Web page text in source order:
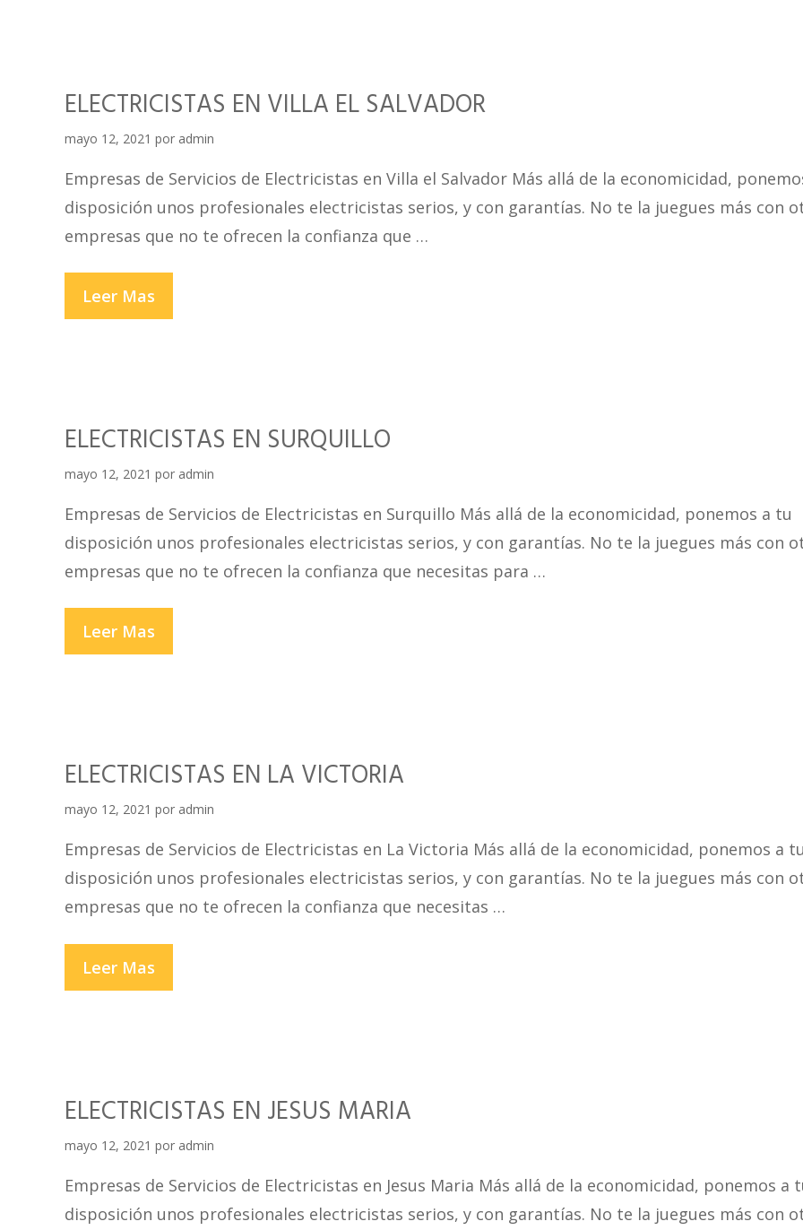
ELECTRICISTAS EN VILLA EL SALVADOR
mayo 12, 2021 por admin
Empresas de Servicios de Electricistas en Villa el Salvador Más allá de la economicidad,
disposición unos profesionales electricistas serios, y con garantías. No te la juegues más con
empresas que no te ofrecen la confianza que …
Leer Mas
EN
ELECTRICISTAS EN SURQUILLO
mayo 12, 2021 por admin
Empresas de Servicios de Electricistas en Surquillo Más allá de la economicidad, ponemos a tu
disposición unos profesionales electricistas serios, y con garantías. No te la juegues más con
empresas que no te ofrecen la confianza que necesitas para …
Leer Mas
EN
ELECTRICISTAS EN LA VICTORIA
mayo 12, 2021 por admin
Empresas de Servicios de Electricistas en La Victoria Más allá de la economicidad, ponemos a tu
disposición unos profesionales electricistas serios, y con garantías. No te la juegues más con
empresas que no te ofrecen la confianza que necesitas …
Leer Mas
EN
ELECTRICISTAS EN JESUS MARIA
mayo 12, 2021 por admin
Empresas de Servicios de Electricistas en Jesus Maria Más allá de la economicidad, ponemos a
disposición unos profesionales electricistas serios, y con garantías. No te la juegues más con